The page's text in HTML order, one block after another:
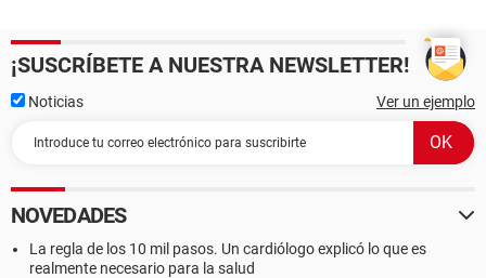
¡SUSCRÍBETE A NUESTRA NEWSLETTER!
Noticias Ver un ejemplo
NOVEDADES
La regla de los 10 mil pasos. Un cardiólogo explicó lo que es
realmente necesario para la salud